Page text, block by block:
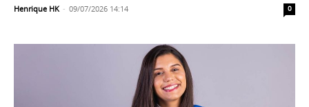
Henrique HK - 09/07/2026 14:14 0